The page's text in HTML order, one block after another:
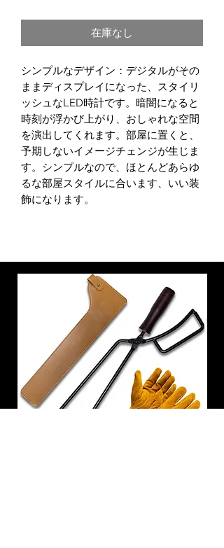
在庫なし
シンプルなデザイン：デジタルがその
ままディスプレイになった、スタイリ
ッシュなLED時計です。暗闇になると
時刻が浮かび上がり、おしゃれな空間
を演出してくれます。部屋に置くと、
予期しないイメージチェンジが生じま
す。シンプルなので、ほとんどあらゆ
るな部屋スタイルに合います、いい装
飾になります。